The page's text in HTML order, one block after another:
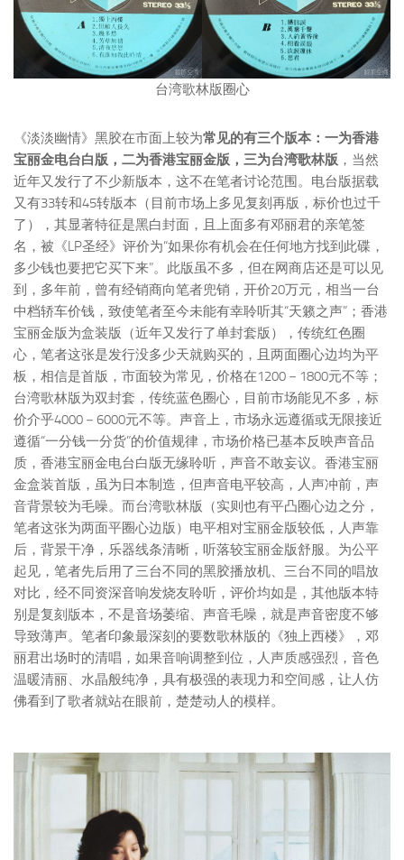
台湾歌林版圈心
《淡淡幽情》黑胶在市面上较为常见的有三个版本：一为香港
宝丽金电台白版，二为香港宝丽金版，三为台湾歌林版 ，当然
近年又发行了不少新版本，这不在笔者讨论范围。电台版据载
又有33转和45转版本（目前市场上多见复刻再版，标价也过千
了），其显著特征是黑白封面，且上面多有邓丽君的亲笔签
名，被《LP圣经》评价为“如果你有机会在任何地方找到此碟，
多少钱也要把它买下来”。此版虽不多，但在网商店还是可以见
到，多年前，曾有经销商向笔者兜销，开价20万元，相当一台
中档轿车价钱，致使笔者至今未能有幸聆听其“天籁之声”；香港
宝丽金版为盒装版（近年又发行了单封套版），传统红色圈
心，笔者这张是发行没多少天就购买的，且两面圈心边均为平
板，相信是首版，市面较为常见，价格在1200－1800元不等；
台湾歌林版为双封套，传统蓝色圈心，目前市场能见不多，标
价介乎4000－6000元不等。声音上，市场永远遵循或无限接近
遵循“一分钱一分货”的价值规律，市场价格已基本反映声音品
质，香港宝丽金电台白版无缘聆听，声音不敢妄议。香港宝丽
金盒装首版，虽为日本制造，但声音电平较高，人声冲前，声
音背景较为毛噪。而台湾歌林版（实则也有平凸圈心边之分，
笔者这张为两面平圈心边版）电平相对宝丽金版较低，人声靠
后，背景干净，乐器线条清晰，听落较宝丽金版舒服。为公平
起见，笔者先后用了三台不同的黑胶播放机、三台不同的唱放
对比，经不同资深音响发烧友聆听，评价均如是，其他版本特
别是复刻版本，不是音场萎缩、声音毛噪，就是声音密度不够
导致薄声。笔者印象最深刻的要数歌林版的《独上西楼》，邓
丽君出场时的清唱，如果音响调整到位，人声质感强烈，音色
温暖清丽、水晶般纯净，具有极强的表现力和空间感，让人仿
佛看到了歌者就站在眼前，楚楚动人的模样。